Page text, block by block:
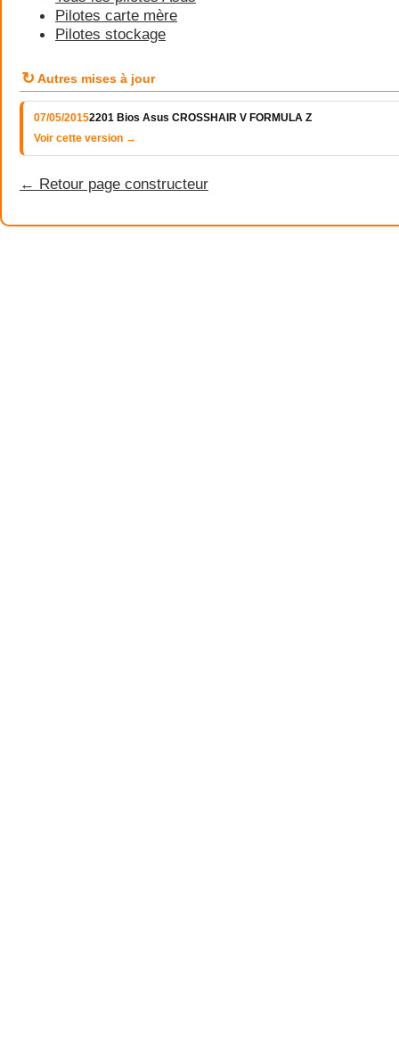
Pilotes carte mère
Pilotes stockage
↻ Autres mises à jour
07/05/20152201 Bios Asus CROSSHAIR V FORMULA Z
Voir cette version →
← Retour page constructeur